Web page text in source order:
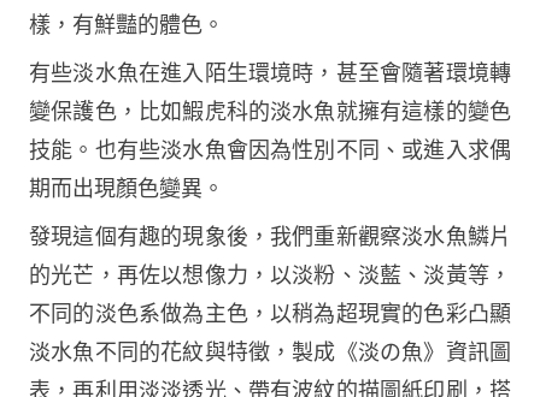
樣，有鮮豔的體色。
有些淡水魚在進入陌生環境時，甚至會隨著環境轉
變保護色，比如鰕虎科的淡水魚就擁有這樣的變色
技能。也有些淡水魚會因為性別不同、或進入求偶
期而出現顏色變異。
發現這個有趣的現象後，我們重新觀察淡水魚鱗片
的光芒，再佐以想像力，以淡粉、淡藍、淡黃等，
不同的淡色系做為主色，以稍為超現實的色彩凸顯
淡水魚不同的花紋與特徵，製成《淡の魚》資訊圖
表，再利用淡淡透光、帶有波紋的描圖紙印刷，搭